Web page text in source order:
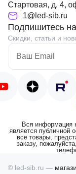
Стартовая, д. 4,
1@led-sib.ru
Подпишитесь
Скидки, статьи и
Вся информация
является публичной
все товары,
заказу,
© led-sib.ru —